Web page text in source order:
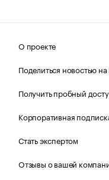
О проекте
Поделиться новостью
Получить пробный
Корпоративная
Стать экспертом
Отзывы о вашей